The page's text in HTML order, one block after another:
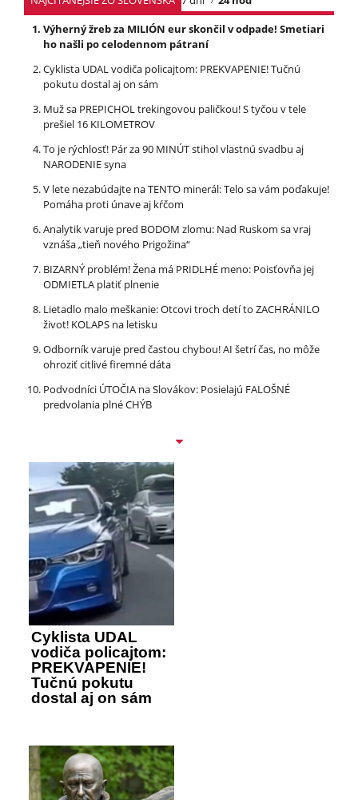
Výherný žreb za MILIÓN eur skončil v odpade! Smetiari
ho našli po celodennom pátraní
Cyklista UDAL vodiča policajtom: PREKVAPENIE! Tučnú
pokutu dostal aj on sám
Muž sa PREPICHOL trekingovou paličkou! S tyčou v tele
prešiel 16 KILOMETROV
To je rýchlosť! Pár za 90 MINÚT stihol vlastnú svadbu aj
NARODENIE syna
V lete nezabúdajte na TENTO minerál: Telo sa vám poďakuje!
Pomáha proti únave aj kŕčom
Analytik varuje pred BODOM zlomu: Nad Ruskom sa vraj
vznáša „tieň nového Prigožina“
BIZARNÝ problém! Žena má PRIDLHÉ meno: Poisťovňa jej
ODMIETLA platiť plnenie
Lietadlo malo meškanie: Otcovi troch detí to ZACHRÁNILO
život! KOLAPS na letisku
Odborník varuje pred častou chybou! AI šetrí čas, no môže
ohroziť citlivé firemné dáta
Podvodníci ÚTOČIA na Slovákov: Posielajú FALOŠNÉ
predvolania plné CHÝB
Cyklista UDAL
vodiča policajtom:
PREKVAPENIE!
Tučnú pokutu
dostal aj on sám